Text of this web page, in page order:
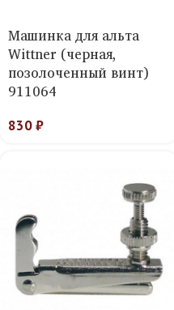
Машинка для альта
Wittner (черная,
позолоченный винт)
911064
830₽